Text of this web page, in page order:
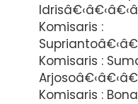
Komisaris :
Komisaris :
Komisaris :